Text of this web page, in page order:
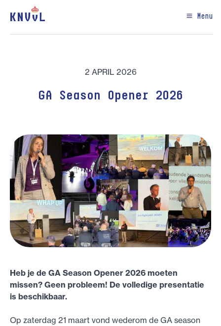
Menu
2 APRIL 2026
GA Season Opener 2026
Heb je de GA Season Opener 2026 moeten
missen? Geen probleem! De volledige presentatie
is beschikbaar.
Op zaterdag 21 maart vond wederom de GA season